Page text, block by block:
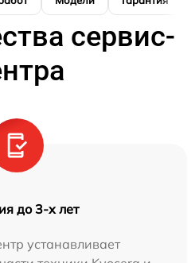
сервис-
до 3-х лет
устанавливает